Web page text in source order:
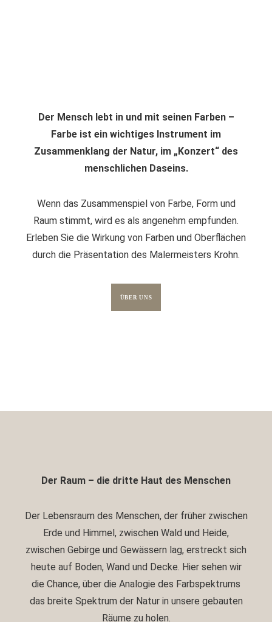
Der Mensch lebt in und mit seinen Farben –
Farbe ist ein wichtiges Instrument im
Zusammenklang der Natur, im „Konzert“ des
menschlichen Daseins.
Wenn das Zusammenspiel von Farbe, Form und
Raum stimmt, wird es als angenehm empfunden.
Erleben Sie die Wirkung von Farben und Oberflächen
durch die Präsentation des Malermeisters Krohn.
ÜBER UNS
Der Raum – die dritte Haut des Menschen
Der Lebensraum des Menschen, der früher zwischen
Erde und Himmel, zwischen Wald und Heide,
zwischen Gebirge und Gewässern lag, erstreckt sich
heute auf Boden, Wand und Decke. Hier sehen wir
die Chance, über die Analogie des Farbspektrums
das breite Spektrum der Natur in unsere gebauten
Räume zu holen.